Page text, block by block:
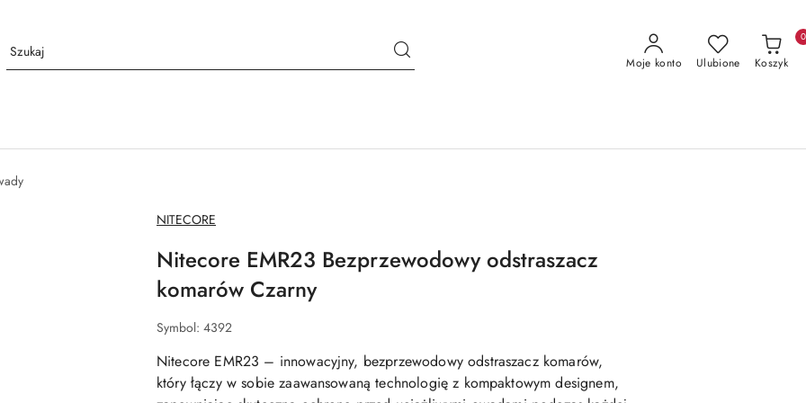
Moje konto Ulubione Koszyk
0
NAZWA
PRODUCENTA:
NITECORE
Nitecore EMR23 Bezprzewodowy odstraszacz
komarów Czarny
Symbol: 4392
Nitecore EMR23 – innowacyjny, bezprzewodowy odstraszacz komarów,
który łączy w sobie zaawansowaną technologię z kompaktowym designem,